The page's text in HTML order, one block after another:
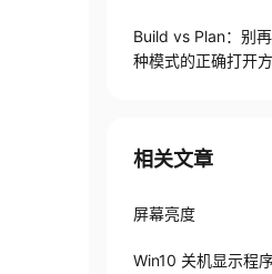
Build vs Plan：别
种模式的正确打开
相关文章
屏幕亮度
Win10 关机显示程